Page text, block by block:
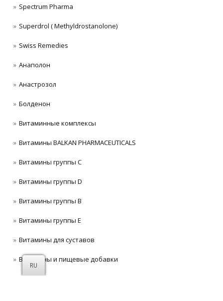
Spectrum Pharma
Superdrol ( Methyldrostanolone)
Swiss Remedies
Анаполон
Анастрозол
Болденон
Витаминные комплексы
Витамины BALKAN PHARMACEUTICALS
Витамины группы C
Витамины группы D
Витамины группы В
Витамины группы Е
Витамины для суставов
Витамины и пищевые добавки
RU